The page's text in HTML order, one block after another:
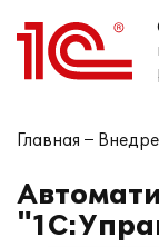
Главная